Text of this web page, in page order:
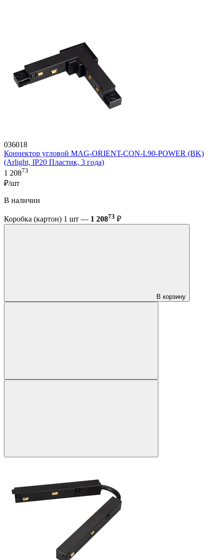
036018
Коннектор угловой MAG-ORIENT-CON-L90-POWER (BK)
(Arlight, IP20 Пластик, 3 года)
1 20873
₽/шт
В наличии
Коробка (картон) 1 шт — 1 20873 ₽
В корзину